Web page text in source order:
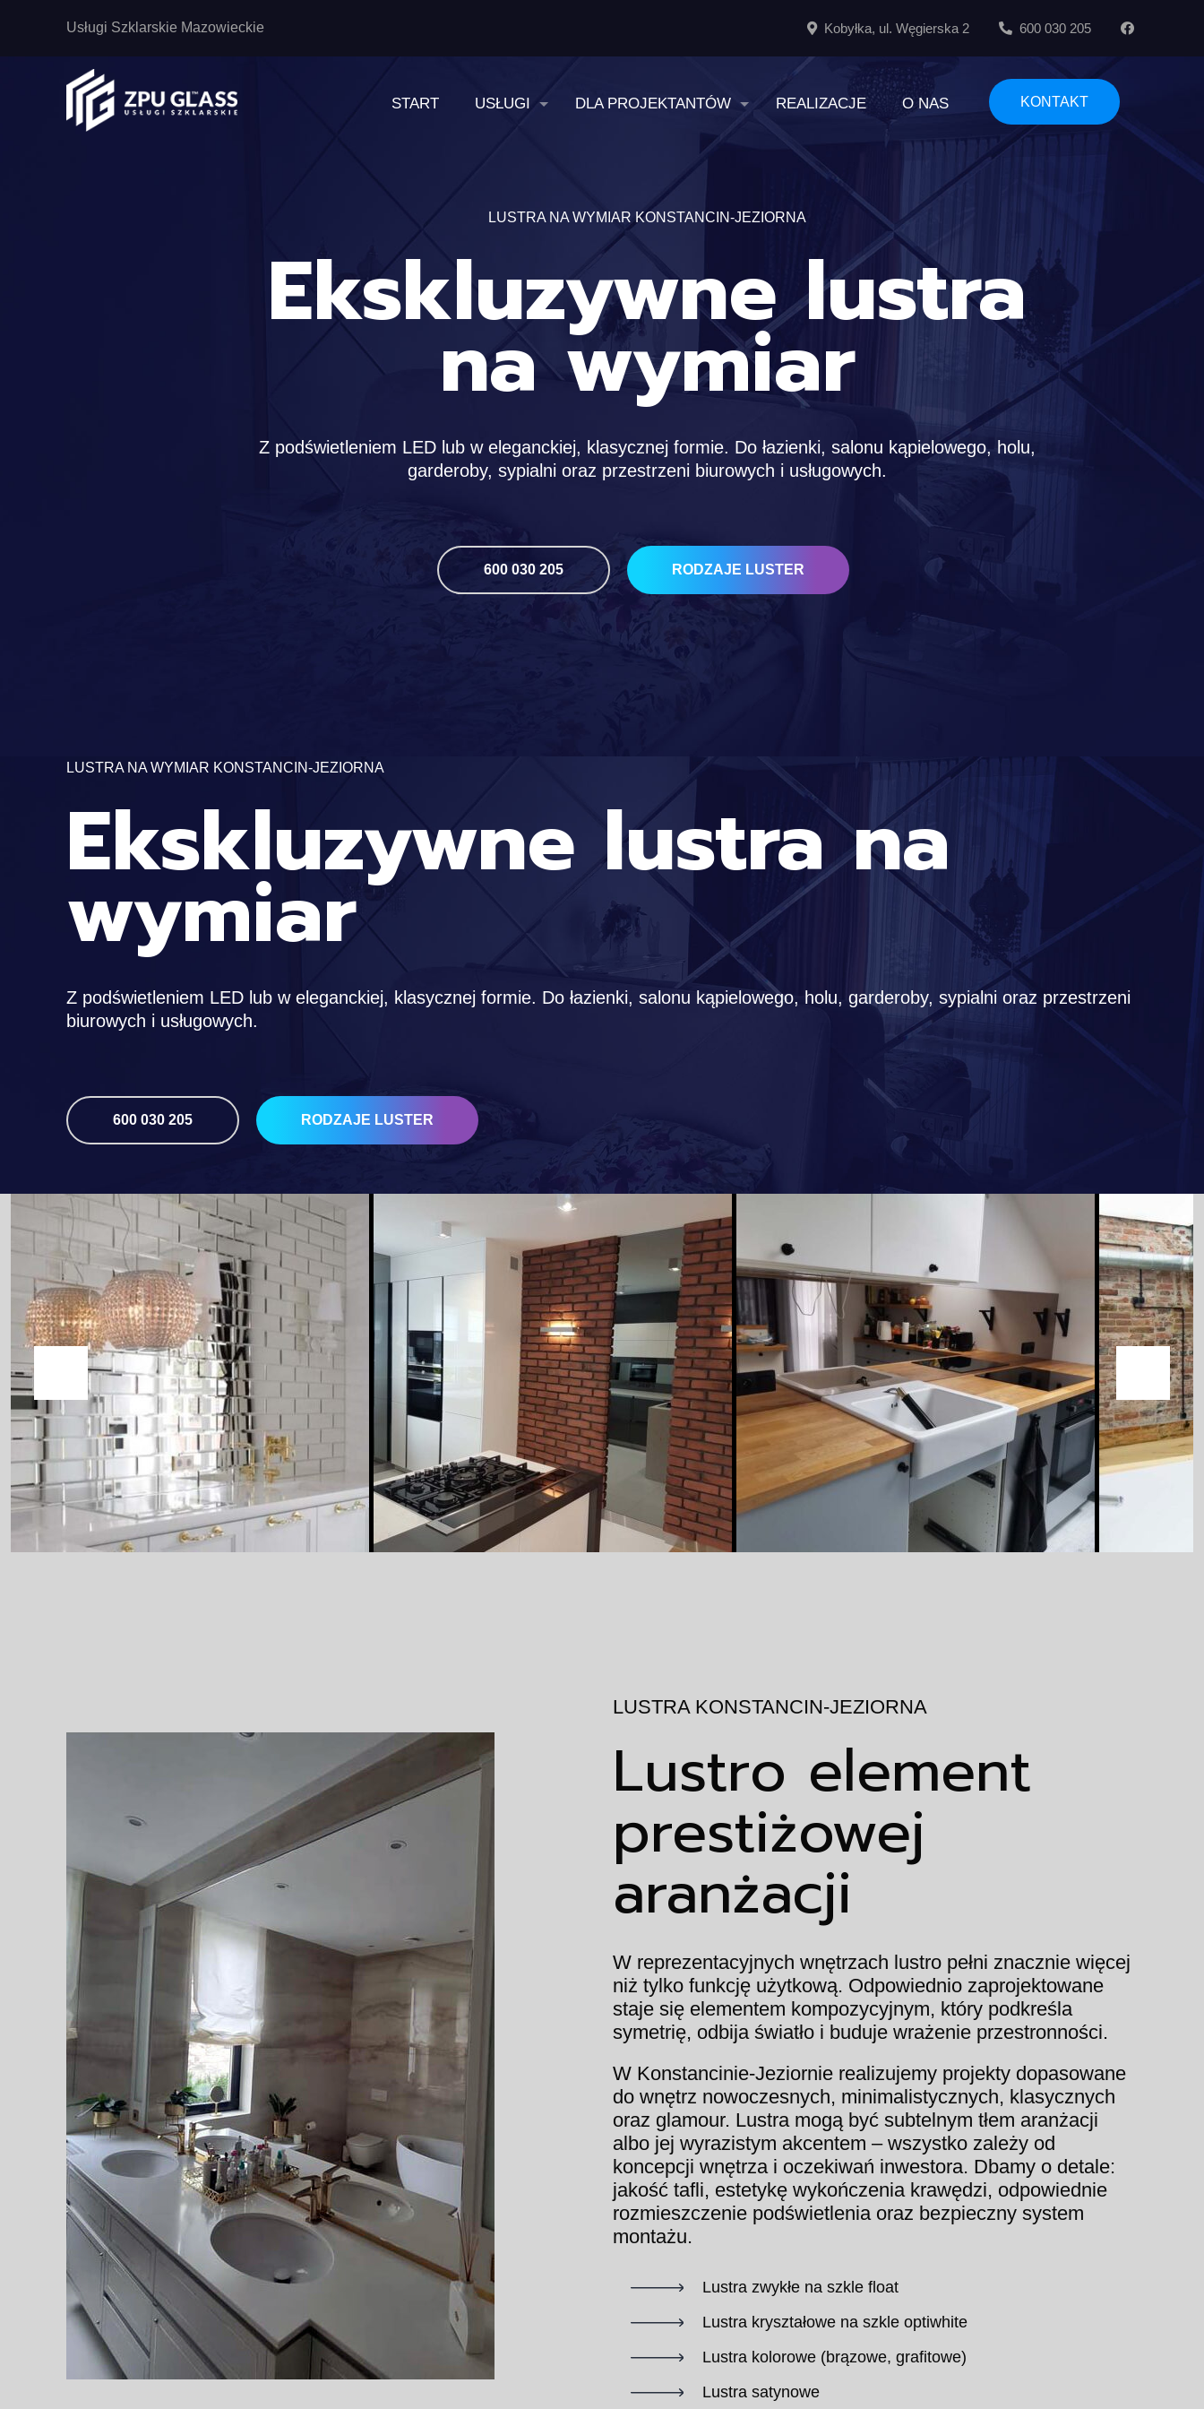
Usługi Szklarskie Mazowieckie Kobyłka, ul. Węgierska 2 600 030 205
START USŁUGI DLA PROJEKTANTÓW REALIZACJE O NAS KONTAKT
LUSTRA NA WYMIAR KONSTANCIN-JEZIORNA
Ekskluzywne lustra
na wymiar
Z podświetleniem LED lub w eleganckiej, klasycznej formie. Do łazienki, salonu kąpielowego, holu,
garderoby, sypialni oraz przestrzeni biurowych i usługowych.
600 030 205 RODZAJE LUSTER
LUSTRA NA WYMIAR KONSTANCIN-JEZIORNA
Ekskluzywne lustra na
wymiar
Z podświetleniem LED lub w eleganckiej, klasycznej formie. Do łazienki, salonu kąpielowego, holu, garderoby, sypialni oraz przestrzeni
biurowych i usługowych.
600 030 205 RODZAJE LUSTER
LUSTRA KONSTANCIN-JEZIORNA
Lustro element
prestiżowej
aranżacji
W reprezentacyjnych wnętrzach lustro pełni znacznie więcej
niż tylko funkcję użytkową. Odpowiednio zaprojektowane
staje się elementem kompozycyjnym, który podkreśla
symetrię, odbija światło i buduje wrażenie przestronności.
W Konstancinie-Jeziornie realizujemy projekty dopasowane
do wnętrz nowoczesnych, minimalistycznych, klasycznych
oraz glamour. Lustra mogą być subtelnym tłem aranżacji
albo jej wyrazistym akcentem – wszystko zależy od
koncepcji wnętrza i oczekiwań inwestora. Dbamy o detale:
jakość tafli, estetykę wykończenia krawędzi, odpowiednie
rozmieszczenie podświetlenia oraz bezpieczny system
montażu.
Lustra zwykłe na szkle float
Lustra kryształowe na szkle optiwhite
Lustra kolorowe (brązowe, grafitowe)
Lustra satynowe